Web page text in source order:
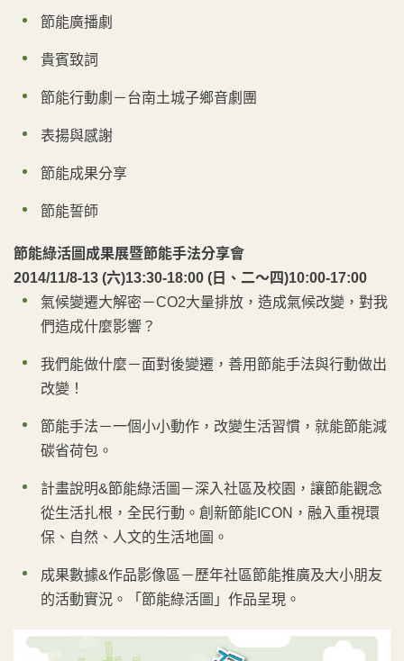
節能廣播劇
貴賓致詞
節能行動劇－台南土城子鄉音劇團
表揚與感謝
節能成果分享
節能誓師
節能綠活圖成果展暨節能手法分享會
2014/11/8-13 (六)13:30-18:00 (日、二～四)10:00-17:00
氣候變遷大解密－CO2大量排放，造成氣候改變，對我
們造成什麼影響？
我們能做什麼－面對後變遷，善用節能手法與行動做出
改變！
節能手法－一個小小動作，改變生活習慣，就能節能減
碳省荷包。
計畫說明&節能綠活圖－深入社區及校園，讓節能觀念
從生活扎根，全民行動。創新節能ICON，融入重視環
保、自然、人文的生活地圖。
成果數據&作品影像區－歷年社區節能推廣及大小朋友
的活動實況。「節能綠活圖」作品呈現。